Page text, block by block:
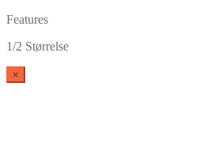
Features
1/2 Størrelse
×